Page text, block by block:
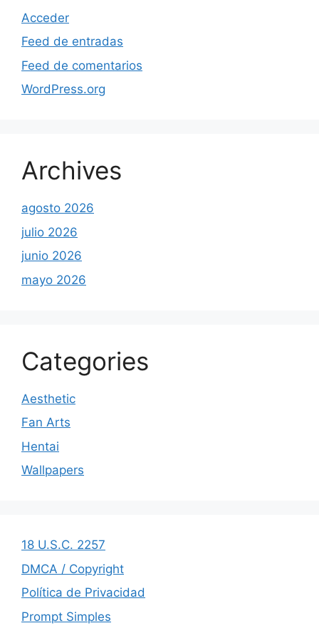
Acceder
Feed de entradas
Feed de comentarios
WordPress.org
Archives
agosto 2026
julio 2026
junio 2026
mayo 2026
Categories
Aesthetic
Fan Arts
Hentai
Wallpapers
18 U.S.C. 2257
DMCA / Copyright
Política de Privacidad
Prompt Simples